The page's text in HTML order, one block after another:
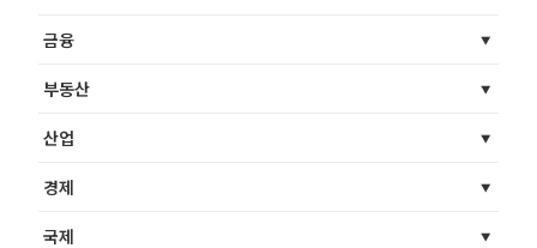
금융
부동산
산업
경제
국제